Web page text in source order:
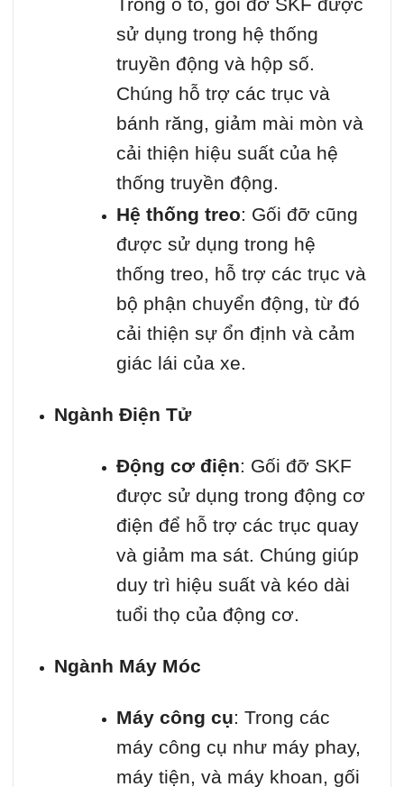
Trong ô tô, gối đỡ SKF được
sử dụng trong hệ thống
truyền động và hộp số.
Chúng hỗ trợ các trục và
bánh răng, giảm mài mòn và
cải thiện hiệu suất của hệ
thống truyền động.
Hệ thống treo: Gối đỡ cũng
được sử dụng trong hệ
thống treo, hỗ trợ các trục và
bộ phận chuyển động, từ đó
cải thiện sự ổn định và cảm
giác lái của xe.
Ngành Điện Tử
Động cơ điện: Gối đỡ SKF
được sử dụng trong động cơ
điện để hỗ trợ các trục quay
và giảm ma sát. Chúng giúp
duy trì hiệu suất và kéo dài
tuổi thọ của động cơ.
Ngành Máy Móc
Máy công cụ: Trong các
máy công cụ như máy phay,
máy tiện, và máy khoan, gối